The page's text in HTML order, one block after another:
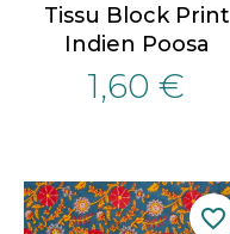
Tissu Block Print
Indien Poosa
1,60 €
favorite_border